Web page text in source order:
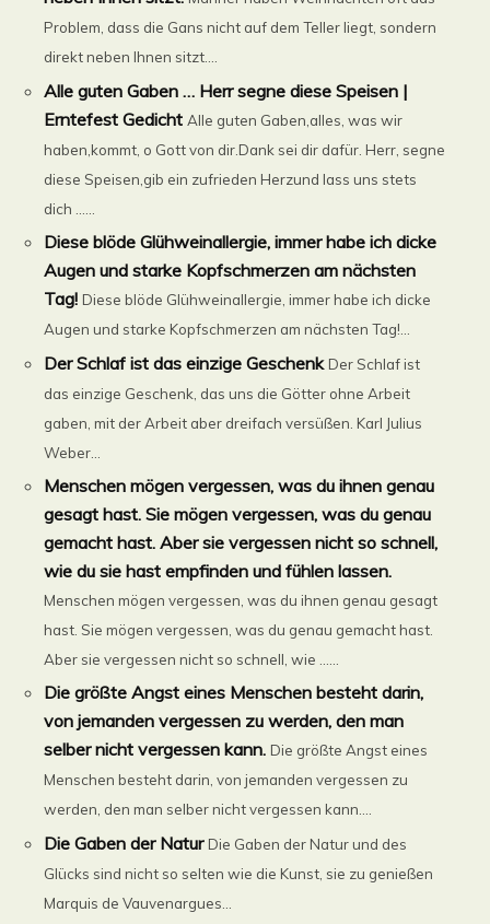
Problem, dass die Gans nicht auf dem Teller liegt, sondern
direkt neben Ihnen sitzt....
Alle guten Gaben … Herr segne diese Speisen |
Erntefest Gedicht Alle guten Gaben,alles, was wir
haben,kommt, o Gott von dir.Dank sei dir dafür. Herr, segne
diese Speisen,gib ein zufrieden Herzund lass uns stets
dich ......
Diese blöde Glühweinallergie, immer habe ich dicke
Augen und starke Kopfschmerzen am nächsten
Tag! Diese blöde Glühweinallergie, immer habe ich dicke
Augen und starke Kopfschmerzen am nächsten Tag!...
Der Schlaf ist das einzige Geschenk Der Schlaf ist
das einzige Geschenk, das uns die Götter ohne Arbeit
gaben, mit der Arbeit aber dreifach versüßen. Karl Julius
Weber...
Menschen mögen vergessen, was du ihnen genau
gesagt hast. Sie mögen vergessen, was du genau
gemacht hast. Aber sie vergessen nicht so schnell,
wie du sie hast empfinden und fühlen lassen.
Menschen mögen vergessen, was du ihnen genau gesagt
hast. Sie mögen vergessen, was du genau gemacht hast.
Aber sie vergessen nicht so schnell, wie ......
Die größte Angst eines Menschen besteht darin,
von jemanden vergessen zu werden, den man
selber nicht vergessen kann. Die größte Angst eines
Menschen besteht darin, von jemanden vergessen zu
werden, den man selber nicht vergessen kann....
Die Gaben der Natur Die Gaben der Natur und des
Glücks sind nicht so selten wie die Kunst, sie zu genießen
Marquis de Vauvenargues...